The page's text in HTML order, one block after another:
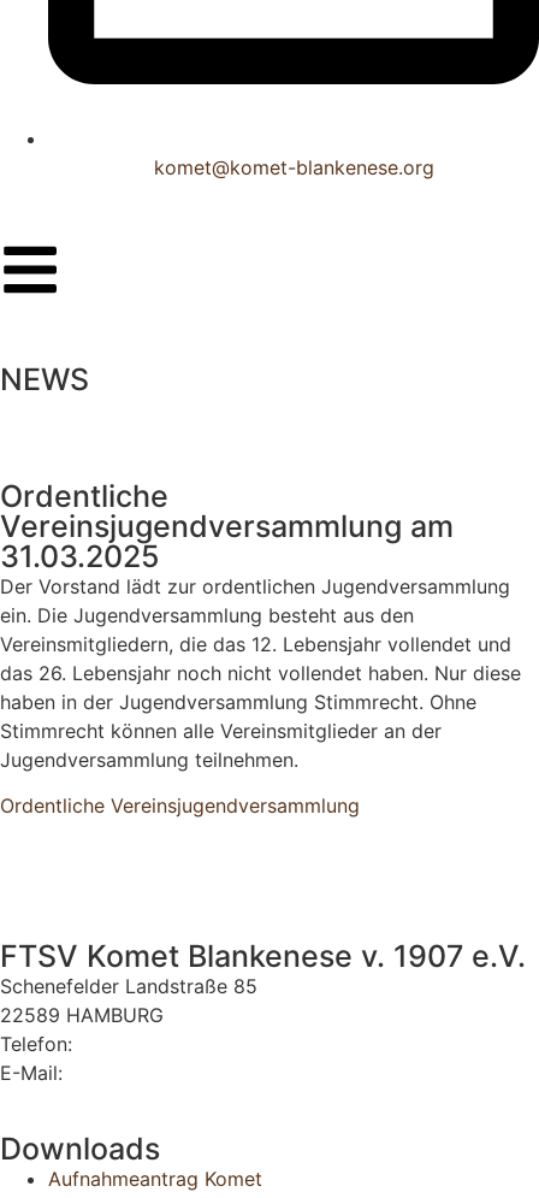
komet@komet-blankenese.org
NEWS
Ordentliche
Vereinsjugendversammlung am
31.03.2025
Der Vorstand lädt zur ordentlichen Jugendversammlung
ein. Die Jugendversammlung besteht aus den
Vereinsmitgliedern, die das 12. Lebensjahr vollendet und
das 26. Lebensjahr noch nicht vollendet haben. Nur diese
haben in der Jugendversammlung Stimmrecht. Ohne
Stimmrecht können alle Vereinsmitglieder an der
Jugendversammlung teilnehmen.
Ordentliche Vereinsjugendversammlung
FTSV Komet Blankenese v. 1907 e.V.
Schenefelder Landstraße 85
22589 HAMBURG
Telefon:
E-Mail:
Downloads
Aufnahmeantrag Komet